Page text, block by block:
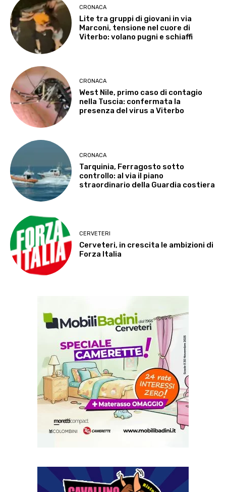
CRONACA
Lite tra gruppi di giovani in via
Marconi, tensione nel cuore di
Viterbo: volano pugni e schiaffi
CRONACA
West Nile, primo caso di contagio
nella Tuscia: confermata la
presenza del virus a Viterbo
CRONACA
Tarquinia, Ferragosto sotto
controllo: al via il piano
straordinario della Guardia costiera
CERVETERI
Cerveteri, in crescita le ambizioni di
Forza Italia